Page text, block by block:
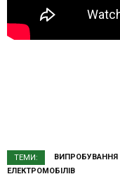
ТЕМИ: ВИПРОБУВАННЯ
ЕЛЕКТРОМОБІЛІВ